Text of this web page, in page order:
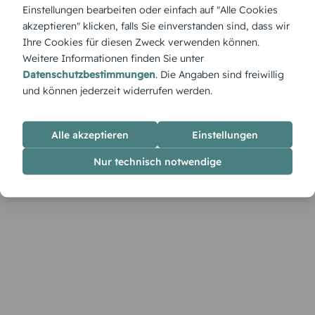
„Triple“ bringt eine moderne Dreiteilung ins Layout, die du
im Designer mit Bildern, Farben und Texten nach deinen
Vorstellungen füllen kannst.
Einstellungen bearbeiten oder einfach auf "Alle Cookies
akzeptieren" klicken, falls Sie einverstanden sind, dass wir
Ihre Cookies für diesen Zweck verwenden können.
Weitere Informationen finden Sie unter
Datenschutzbestimmungen. Die Angaben sind freiwillig
und können jederzeit widerrufen werden.
Alle akzeptieren Einstellungen
Nur technisch notwendige